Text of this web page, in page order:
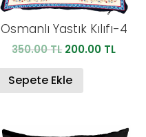
TL.
Osmanlı Yastık Kılıfı-4
350.00TL Orijinal
350.00 TL.
200.00 TLŞu
Sepete Ekle